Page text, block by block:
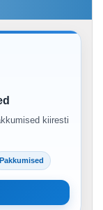
kiiresti
Pakkumised